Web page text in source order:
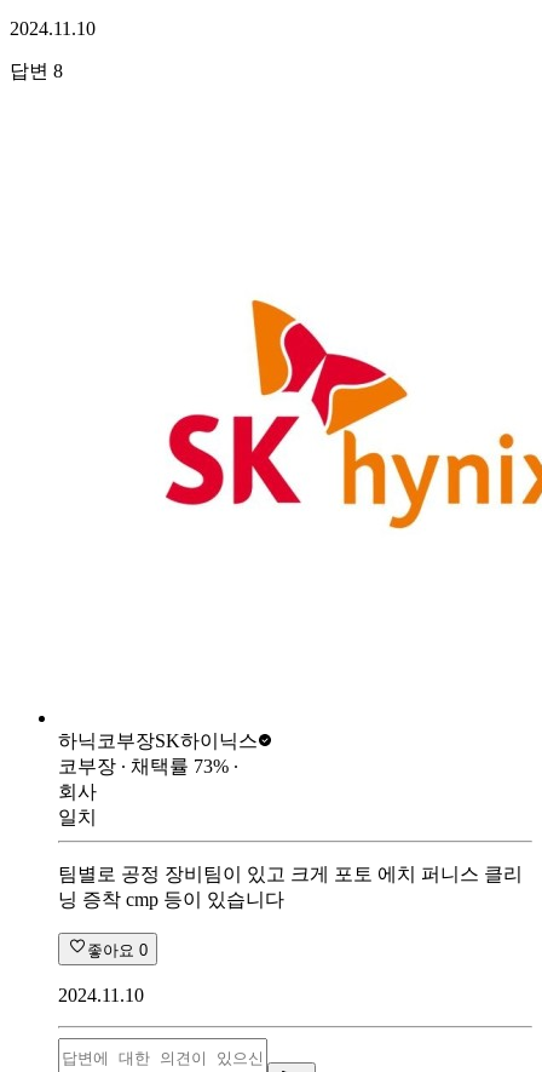
2024.11.10
답변 8
하닉코부장SK하이닉스
코부장 ∙ 채택률 73% ∙
회사
일치
팀별로 공정 장비팀이 있고 크게 포토 에치 퍼니스 클리
닝 증착 cmp 등이 있습니다
좋아요 0
2024.11.10